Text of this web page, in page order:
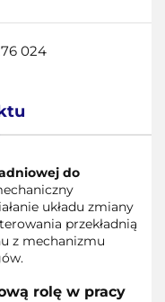
024
do
układu zmiany
przekładnią
z mechanizmu
rolę w pracy